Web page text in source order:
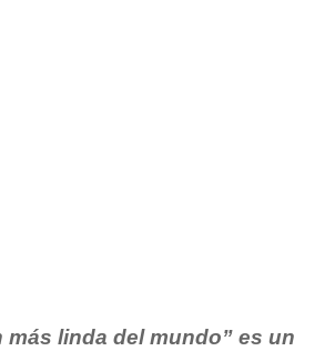
más linda del mundo” es un